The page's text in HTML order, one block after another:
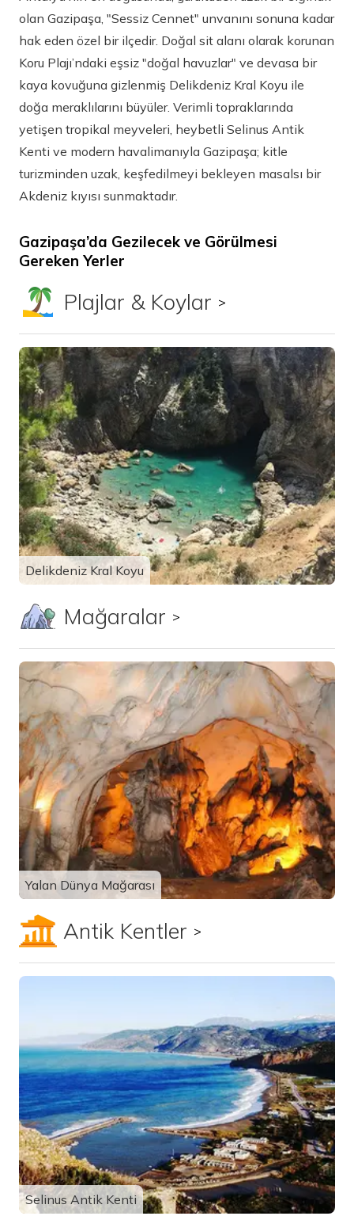
olan Gazipaşa, "Sessiz Cennet" unvanını sonuna kadar
hak eden özel bir ilçedir. Doğal sit alanı olarak korunan
Koru Plajı’ndaki eşsiz "doğal havuzlar" ve devasa bir
kaya kovuğuna gizlenmiş Delikdeniz Kral Koyu ile
doğa meraklılarını büyüler. Verimli topraklarında
yetişen tropikal meyveleri, heybetli Selinus Antik
Kenti ve modern havalimanıyla Gazipaşa; kitle
turizminden uzak, keşfedilmeyi bekleyen masalsı bir
Akdeniz kıyısı sunmaktadır.
Gazipaşa’da Gezilecek ve Görülmesi
Gereken Yerler
Plajlar & Koylar Tümünü görüntüle
Delikdeniz Kral Koyu
Mağaralar Tümünü görüntüle
Yalan Dünya Mağarası
Antik Kentler Tümünü görüntüle
Selinus Antik Kenti